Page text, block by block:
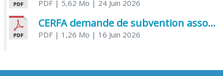
PDF| 5,62 Mo | 24 Juin 2026
CERFA demande de subvention association
PDF| 1,26 Mo | 16 Juin 2026